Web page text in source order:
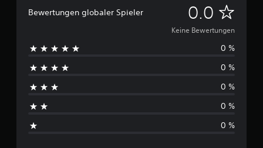
Bewertungen globaler Spieler 0.0 K
e
n
e
B
Keine Bewertungen
0 %
0 %
0 %
0 %
0 %